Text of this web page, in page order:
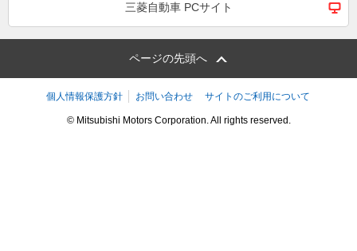
三菱自動車 PCサイト
ページの先頭へ
個人情報保護方針 お問い合わせ サイトのご利用について
© Mitsubishi Motors Corporation. All rights reserved.